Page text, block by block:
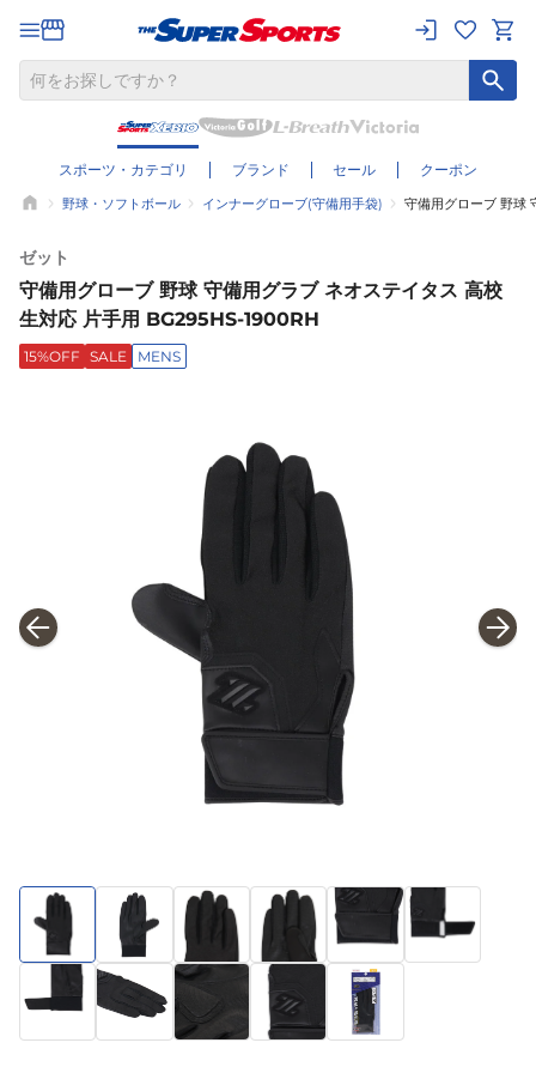
スポーツ・カテゴリ ブランド セール クーポン
野球・ソフトボール インナーグローブ(守備用手袋) 守備用グローブ 野球
ゼット
守備用グローブ 野球 守備用グラブ ネオステイタス 高校
生対応 片手用 BG295HS-1900RH
15%OFF SALE MENS